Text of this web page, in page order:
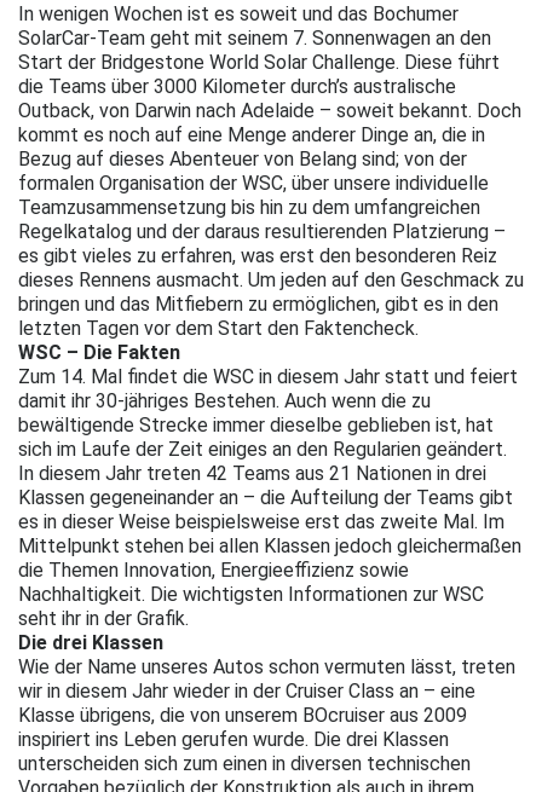
In wenigen Wochen ist es soweit und das Bochumer
SolarCar-Team geht mit seinem 7. Sonnenwagen an den
Start der Bridgestone World Solar Challenge. Diese führt
die Teams über 3000 Kilometer durch’s australische
Outback, von Darwin nach Adelaide – soweit bekannt. Doch
kommt es noch auf eine Menge anderer Dinge an, die in
Bezug auf dieses Abenteuer von Belang sind; von der
formalen Organisation der WSC, über unsere individuelle
Teamzusammensetzung bis hin zu dem umfangreichen
Regelkatalog und der daraus resultierenden Platzierung –
es gibt vieles zu erfahren, was erst den besonderen Reiz
dieses Rennens ausmacht. Um jeden auf den Geschmack zu
bringen und das Mitfiebern zu ermöglichen, gibt es in den
letzten Tagen vor dem Start den Faktencheck.
WSC – Die Fakten
Zum 14. Mal findet die WSC in diesem Jahr statt und feiert
damit ihr 30-jähriges Bestehen. Auch wenn die zu
bewältigende Strecke immer dieselbe geblieben ist, hat
sich im Laufe der Zeit einiges an den Regularien geändert.
In diesem Jahr treten 42 Teams aus 21 Nationen in drei
Klassen gegeneinander an – die Aufteilung der Teams gibt
es in dieser Weise beispielsweise erst das zweite Mal. Im
Mittelpunkt stehen bei allen Klassen jedoch gleichermaßen
die Themen Innovation, Energieeffizienz sowie
Nachhaltigkeit. Die wichtigsten Informationen zur WSC
seht ihr in der Grafik.
Die drei Klassen
Wie der Name unseres Autos schon vermuten lässt, treten
wir in diesem Jahr wieder in der Cruiser Class an – eine
Klasse übrigens, die von unserem BOcruiser aus 2009
inspiriert ins Leben gerufen wurde. Die drei Klassen
unterscheiden sich zum einen in diversen technischen